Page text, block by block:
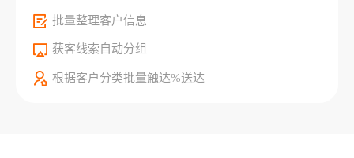
批量整理客户信息
获客线索自动分组
根据客户分类批量触达%送达